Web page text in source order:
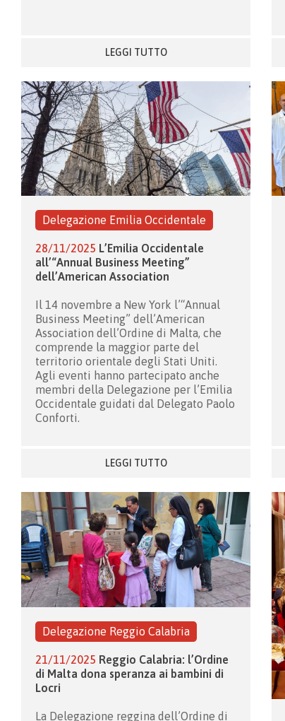
LEGGI TUTTO
Delegazione Emilia Occidentale
28/11/2025 L’Emilia Occidentale
all’“Annual Business Meeting”
dell’American Association
Il 14 novembre a New York l’“Annual
Business Meeting” dell’American
Association dell’Ordine di Malta, che
comprende la maggior parte del
territorio orientale degli Stati Uniti.
Agli eventi hanno partecipato anche
membri della Delegazione per l’Emilia
Occidentale guidati dal Delegato Paolo
Conforti.
LEGGI TUTTO
Delegazione Reggio Calabria
21/11/2025 Reggio Calabria: l’Ordine
di Malta dona speranza ai bambini di
Locri
La Delegazione reggina dell’Ordine di